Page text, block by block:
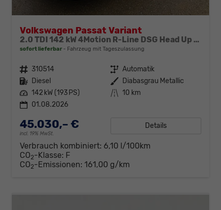
Volkswagen Passat Variant
2.0 TDI 142 kW 4Motion R-Line DSG Head Up AHK Navi
sofort lieferbar Fahrzeug mit Tageszulassung
Fahrzeugnr. 310514 Getriebe Automatik
Kraftstoff Diesel Außenfarbe Diabasgrau Metallic
Leistung 142 kW (193 PS) Kilometerstand 10 km
01.08.2026
45.030,– €
incl. 19% MwSt.
Details
Verbrauch kombiniert: 6,10 l/100km
CO2-Klasse: F
CO2-Emissionen: 161,00 g/km